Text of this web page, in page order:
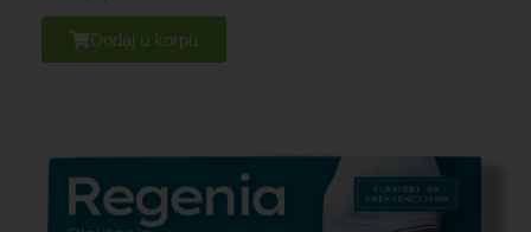
Dodaj u korpu